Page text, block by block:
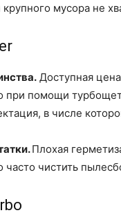
мусора не
Доступная
при помощи
в числе
Плохая
чистить